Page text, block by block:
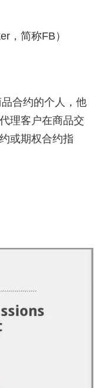
，简称FB）
合约的个人，他
理客户在商品交
或期权合约指